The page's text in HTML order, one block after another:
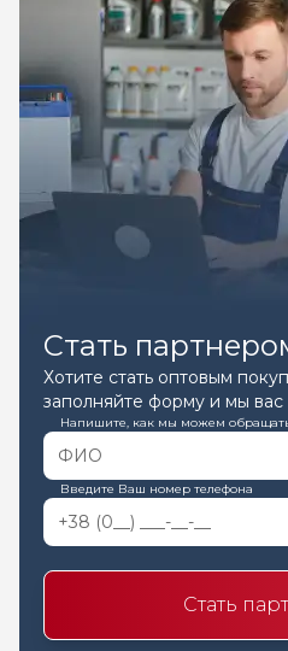
Стать
Хотите стать оптовым
заполняйте форму и мы
Напишите, как мы можем
Введите Ваш номер телефона
Стать